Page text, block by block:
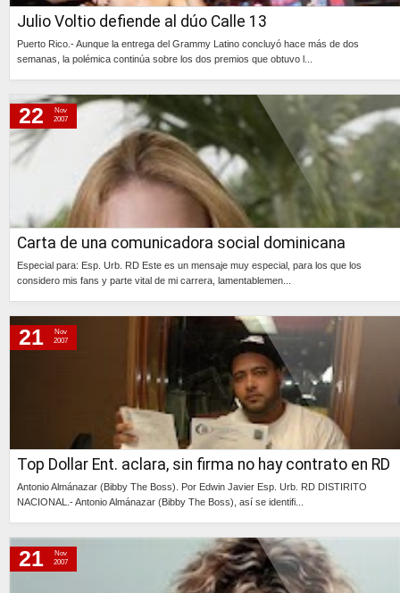
Julio Voltio defiende al dúo Calle 13
Puerto Rico.- Aunque la entrega del Grammy Latino concluyó hace más de dos
semanas, la polémica continúa sobre los dos premios que obtuvo l...
Carta de una comunicadora social dominicana
Especial para: Esp. Urb. RD Este es un mensaje muy especial, para los que los
considero mis fans y parte vital de mi carrera, lamentablemen...
22
Nov
2007
Top Dollar Ent. aclara, sin firma no hay contrato en RD
Antonio Almánazar (Bibby The Boss). Por Edwin Javier Esp. Urb. RD DISTIRITO
NACIONAL.- Antonio Almánazar (Bibby The Boss), así se identifi...
21
Nov
2007
21
Nov
2007